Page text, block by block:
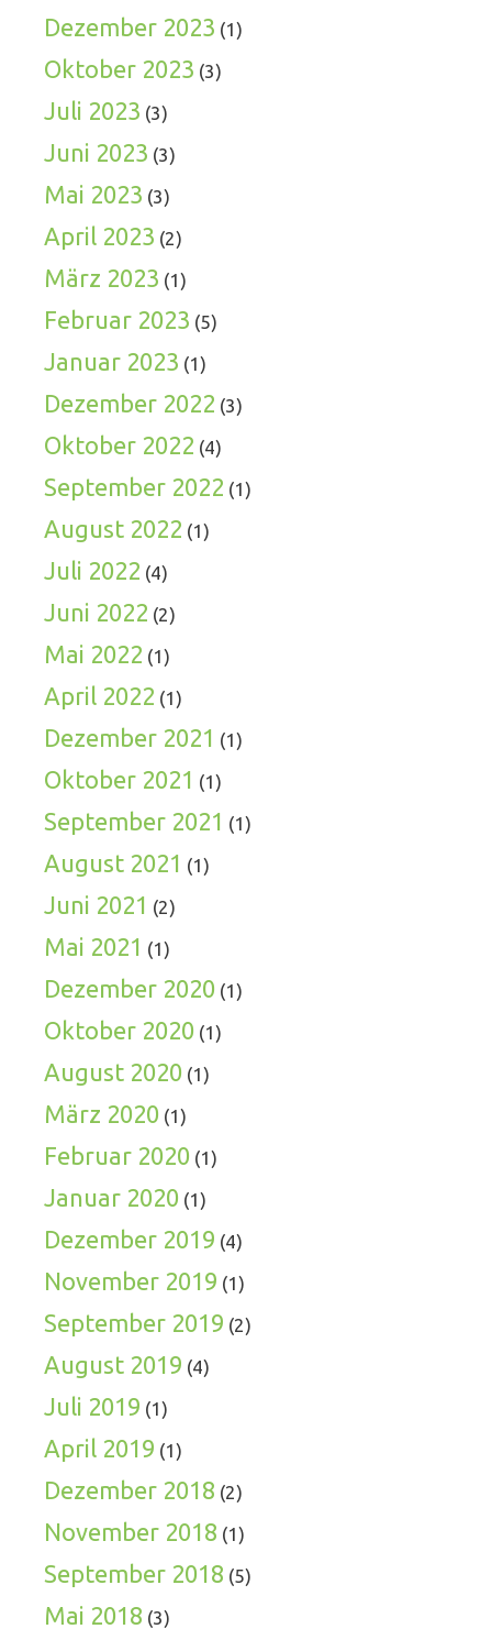
Dezember 2023 (1)
Oktober 2023 (3)
Juli 2023 (3)
Juni 2023 (3)
Mai 2023 (3)
April 2023 (2)
März 2023 (1)
Februar 2023 (5)
Januar 2023 (1)
Dezember 2022 (3)
Oktober 2022 (4)
September 2022 (1)
August 2022 (1)
Juli 2022 (4)
Juni 2022 (2)
Mai 2022 (1)
April 2022 (1)
Dezember 2021 (1)
Oktober 2021 (1)
September 2021 (1)
August 2021 (1)
Juni 2021 (2)
Mai 2021 (1)
Dezember 2020 (1)
Oktober 2020 (1)
August 2020 (1)
März 2020 (1)
Februar 2020 (1)
Januar 2020 (1)
Dezember 2019 (4)
November 2019 (1)
September 2019 (2)
August 2019 (4)
Juli 2019 (1)
April 2019 (1)
Dezember 2018 (2)
November 2018 (1)
September 2018 (5)
Mai 2018 (3)